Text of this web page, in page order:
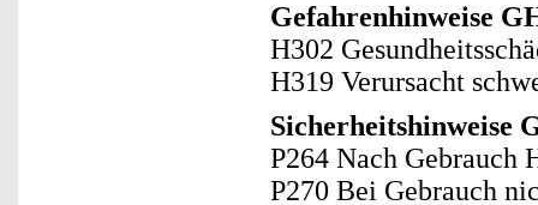
Gefahrenhinweise
H302
H319 Verursacht
Sicherheitshinweise
P264 Nach Gebrauch
P270 Bei Gebrauch